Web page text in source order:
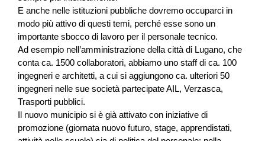
E anche nelle istituzioni pubbliche dovremo occuparci in
modo più attivo di questi temi, perché esse sono un
importante sbocco di lavoro per il personale tecnico.
Ad esempio nell’amministrazione della città di Lugano, che
conta ca. 1500 collaboratori, abbiamo uno staff di ca. 100
ingegneri e architetti, a cui si aggiungono ca. ulteriori 50
ingegneri nelle sue società partecipate AIL, Verzasca,
Trasporti pubblici.
Il nuovo municipio si è già attivato con iniziative di
promozione (giornata nuovo futuro, stage, apprendistati,